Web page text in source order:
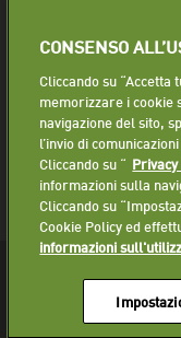
Fax. 0588
Segui la
Lavora con
© 2018 Cassa di
CONSENSO
Cliccando su
memorizzare i cookie
navigazione del sito,
l’invio di
Cliccando su “
informazioni sulla
Cliccando su
Cookie Policy ed
informazioni